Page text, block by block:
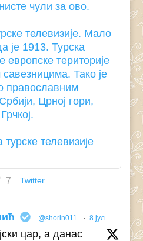
чули за ово.
телевизије. Мало
је 1913. Турска
европске територије
Тако је
православним
Црној гори,
телевизије
7 Twitter
@shorin011 · 8 јул
цар, а данас